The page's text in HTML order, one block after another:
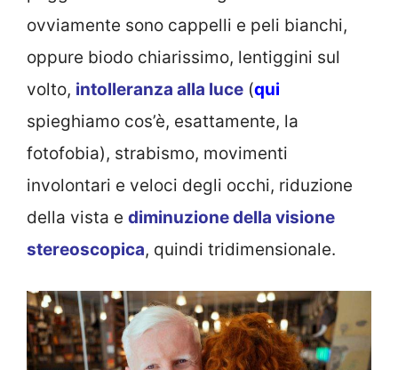
ovviamente sono cappelli e peli bianchi,
oppure biodo chiarissimo, lentiggini sul
volto, intolleranza alla luce (qui
spieghiamo cos’è, esattamente, la
fotofobia), strabismo, movimenti
involontari e veloci degli occhi, riduzione
della vista e diminuzione della visione
stereoscopica, quindi tridimensionale.